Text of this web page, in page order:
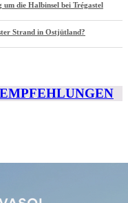
um die Halbinsel bei Trégastel
Strand in Ostjütland?